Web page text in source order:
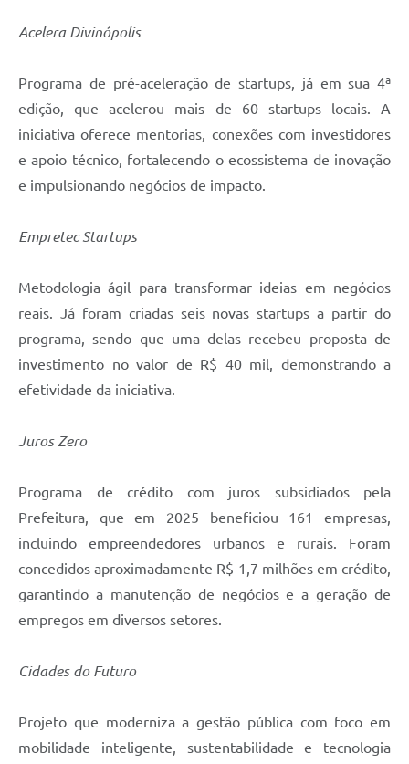
Acelera Divinópolis
Programa de pré-aceleração de startups, já em sua 4ª
edição, que acelerou mais de 60 startups locais. A
iniciativa oferece mentorias, conexões com investidores
e apoio técnico, fortalecendo o ecossistema de inovação
e impulsionando negócios de impacto.
Empretec Startups
Metodologia ágil para transformar ideias em negócios
reais. Já foram criadas seis novas startups a partir do
programa, sendo que uma delas recebeu proposta de
investimento no valor de R$ 40 mil, demonstrando a
efetividade da iniciativa.
Juros Zero
Programa de crédito com juros subsidiados pela
Prefeitura, que em 2025 beneficiou 161 empresas,
incluindo empreendedores urbanos e rurais. Foram
concedidos aproximadamente R$ 1,7 milhões em crédito,
garantindo a manutenção de negócios e a geração de
empregos em diversos setores.
Cidades do Futuro
Projeto que moderniza a gestão pública com foco em
mobilidade inteligente, sustentabilidade e tecnologia